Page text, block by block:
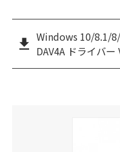
Windows 10/8.1/
DAV4A ドライバー